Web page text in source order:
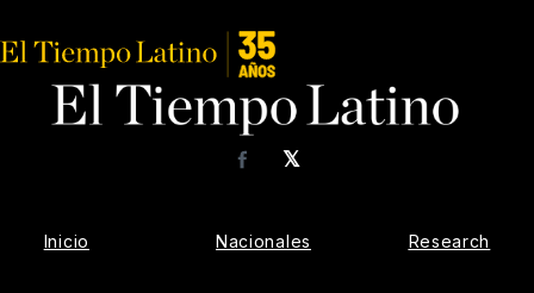
𝕏
Facebook
Inicio Nacionales Research